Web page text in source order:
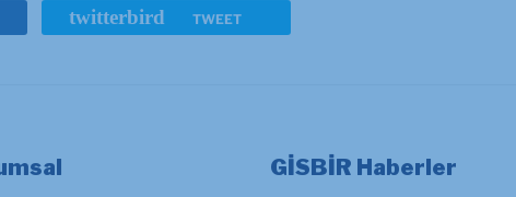
twitterbird TWEET
GİSBİR Haberler